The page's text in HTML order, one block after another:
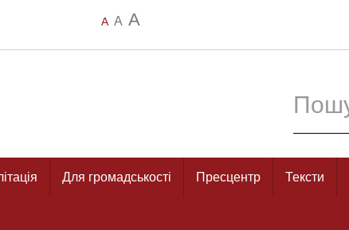
A A A
Для громадськості Пресцентр Тексти